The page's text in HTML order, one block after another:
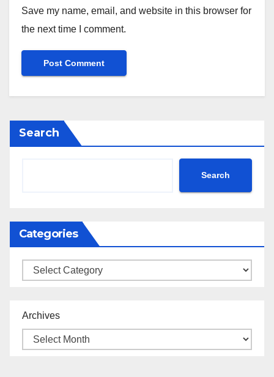
Save my name, email, and website in this browser for
the next time I comment.
Search
Search
Categories
Categories
Archives